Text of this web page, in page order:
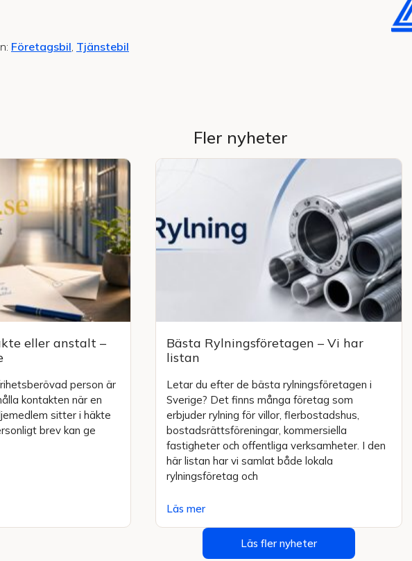
Företagsbil, Tjänstebil
Fler nyheter
eller anstalt –
person är
kontakten när en
sitter i häkte
brev kan ge
Bästa Rylningsföretagen – Vi har
listan
Letar du efter de bästa rylningsföretagen i
Sverige? Det finns många företag som
erbjuder rylning för villor, flerbostadshus,
bostadsrättsföreningar, kommersiella
fastigheter och offentliga verksamheter. I den
här listan har vi samlat både lokala
rylningsföretag och
Läs mer
Läs fler nyheter